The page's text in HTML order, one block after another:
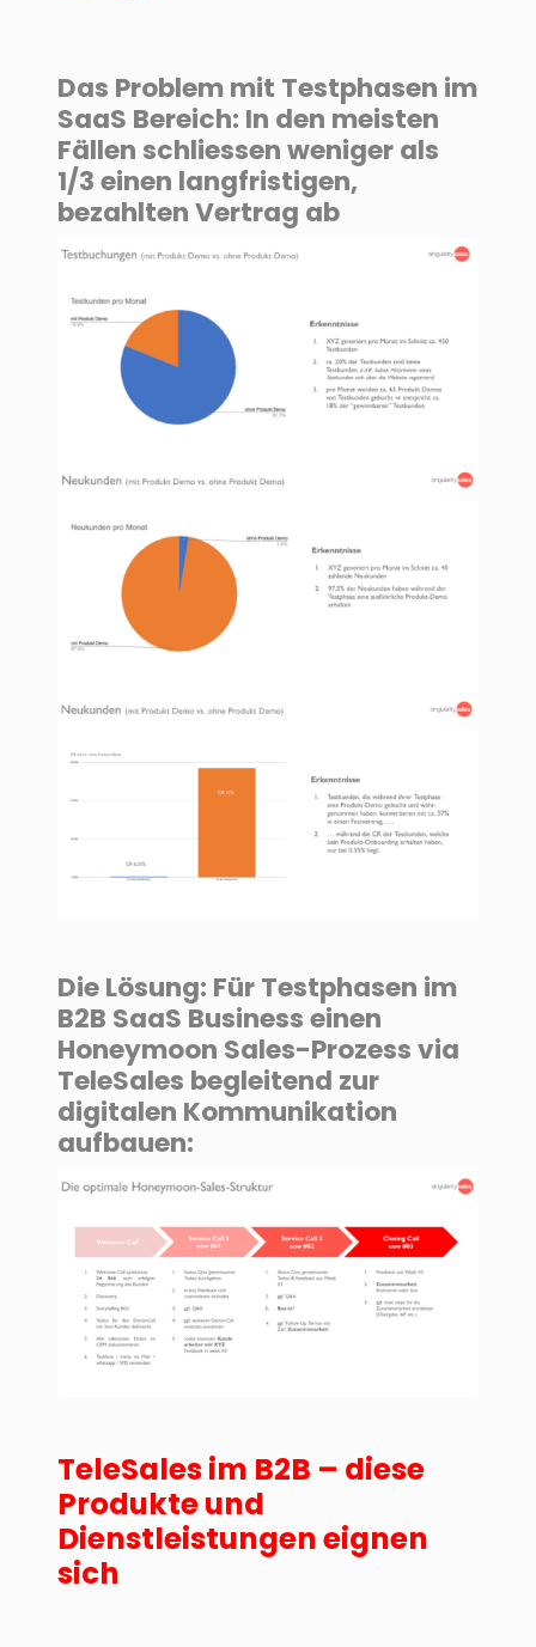
Das Problem mit Testphasen im
SaaS Bereich: In den meisten
Fällen schliessen weniger als
1/3 einen langfristigen,
bezahlten Vertrag ab
Die Lösung: Für Testphasen im
B2B SaaS Business einen
Honeymoon Sales-Prozess via
TeleSales begleitend zur
digitalen Kommunikation
aufbauen:
TeleSales im B2B – diese
Produkte und
Dienstleistungen eignen
sich